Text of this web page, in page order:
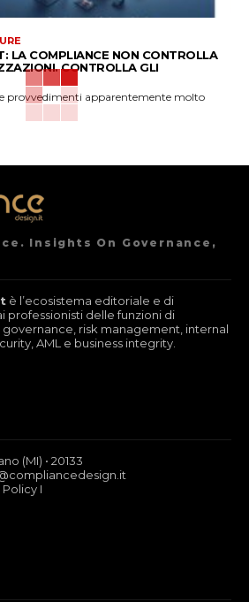
LA COMPLIANCE NON CONTROLLA
CONTROLLA GLI
provvedimenti apparentemente molto
Insights On Governance,
è l’ecosistema editoriale e di
professionisti delle funzioni di
risk management, internal
AML e business integrity.
(MI) • 20133
I